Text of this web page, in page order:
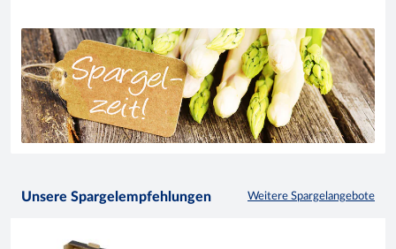
Unsere Spargelempfehlungen Weitere Spargelangebote